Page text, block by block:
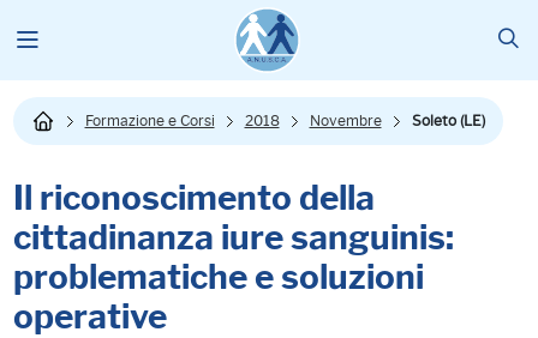
Formazione e Corsi 2018 Novembre Soleto (LE)
Il riconoscimento della
cittadinanza iure sanguinis:
problematiche e soluzioni
operative